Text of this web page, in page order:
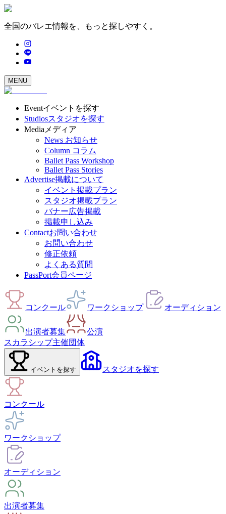
全国のバレエ情報を、もっと探しやすく。
MENU
Eventイベントを探す
Studiosスタジオを探す
Media メディア
News お知らせ
Column コラム
Ballet Pass Workshop
Ballet Pass Stories
Advertise掲載について
イベント掲載プラン
スタジオ掲載プラン
バナー広告掲載
掲載申し込み
Contactお問い合わせ
お問い合わせ
修正依頼
よくある質問
PassPort会員ページ
コンクール ワークショップ オーディション
出演者募集
公演
スカラシップ主催団体
イベント を探す スタジオを探す
コンクール
ワークショップ
オーディション
出演者募集